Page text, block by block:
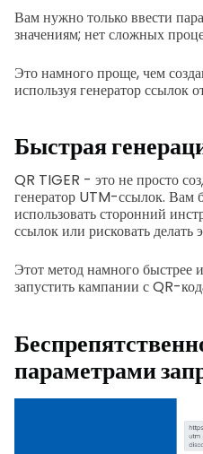
Вам нужно только ввести
значениям; нет сложных
Это намного проще, чем
используя генератор ссылок
Быстрая
QR TIGER - это не просто
генератор UTM-ссылок. Вам
использовать сторонний
ссылок или рисковать делать
Этот метод намного быстрее
запустить кампании с QR-
параметрами